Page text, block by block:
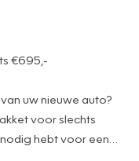
€695,-
uw nieuwe auto?
voor slechts
hebt voor een